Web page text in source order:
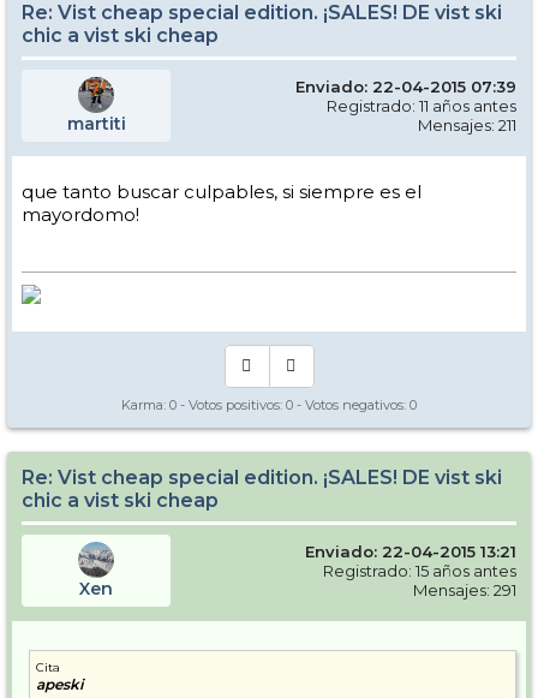
Re: Vist cheap special edition. ¡SALES! DE vist ski
chic a vist ski cheap
martiti
Enviado: 22-04-2015 07:39
Registrado: 11 años antes
Mensajes: 211
que tanto buscar culpables, si siempre es el
mayordomo!
Karma: 0 - Votos positivos: 0 - Votos negativos: 0
Re: Vist cheap special edition. ¡SALES! DE vist ski
chic a vist ski cheap
Xen
Enviado: 22-04-2015 13:21
Registrado: 15 años antes
Mensajes: 291
Cita
apeski